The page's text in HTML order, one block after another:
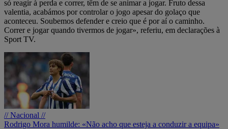
só reagir à perda e correr, têm de se animar a jogar. Fruto dessa
valentia, acabámos por controlar o jogo apesar do golaço que
aconteceu. Soubemos defender e creio que é por aí o caminho.
Correr e jogar quando tivermos de jogar», referiu, em declarações à
Sport TV.
// Nacional //
Rodrigo Mora humilde: «Não acho que esteja a conduzir a equipa»